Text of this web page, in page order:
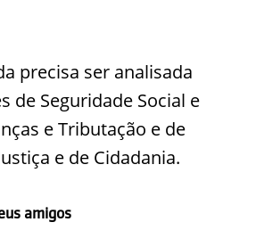
precisa ser analisada
de Seguridade Social e
e Tributação e de
e de Cidadania.
amigos